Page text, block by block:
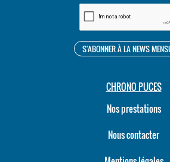
CHRONO PUCES
Nos prestations
Nous contacter